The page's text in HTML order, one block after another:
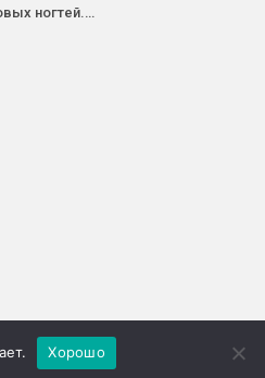
ногтей.…
Хорошо